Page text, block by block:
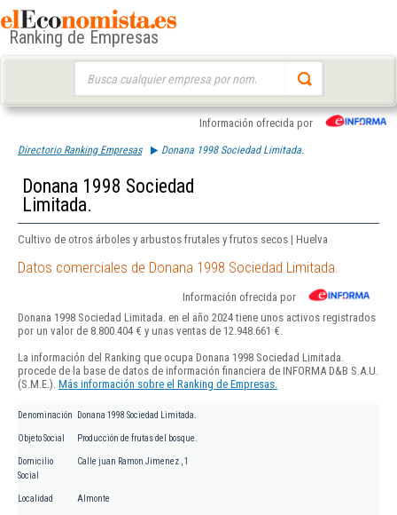
Ranking de Empresas
Información ofrecida por
Directorio Ranking Empresas Donana 1998 Sociedad Limitada.
Donana 1998 Sociedad
Limitada.
Cultivo de otros árboles y arbustos frutales y frutos secos | Huelva
Datos comerciales de Donana 1998 Sociedad Limitada.
Información ofrecida por
Donana 1998 Sociedad Limitada. en el año 2024 tiene unos activos registrados
por un valor de 8.800.404 € y unas ventas de 12.948.661 €.
La información del Ranking que ocupa Donana 1998 Sociedad Limitada.
procede de la base de datos de información financiera de INFORMA D&B S.A.U.
(S.M.E.). Más información sobre el Ranking de Empresas.
Denominación Donana 1998 Sociedad Limitada.
Objeto Social Producción de frutas del bosque.
Domicilio
Social
Calle juan Ramon Jimenez , 1
Localidad Almonte